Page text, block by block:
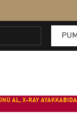
AL, X-RAY AYAKKABIDA